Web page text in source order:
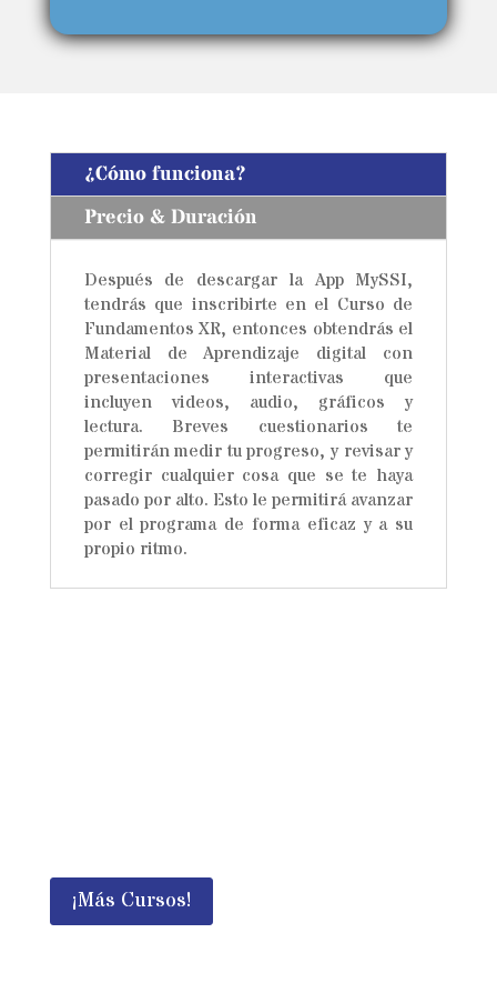
¿Cómo funciona?
Precio & Duración
Después de descargar la App MySSI,
tendrás que inscribirte en el Curso de
Fundamentos XR, entonces obtendrás el
Material de Aprendizaje digital con
presentaciones interactivas que
incluyen videos, audio, gráficos y
lectura. Breves cuestionarios te
permitirán medir tu progreso, y revisar y
corregir cualquier cosa que se te haya
pasado por alto. Esto le permitirá avanzar
por el programa de forma eficaz y a su
propio ritmo.
¡Más Cursos!